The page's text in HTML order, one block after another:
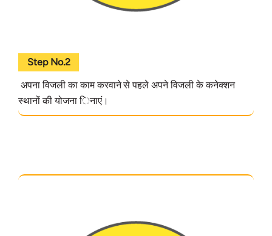
Step No.2
अपना विजली का काम करवाने से पहले अपने विजली के कनेक्शन
स्थानों की योजना िनाएं।